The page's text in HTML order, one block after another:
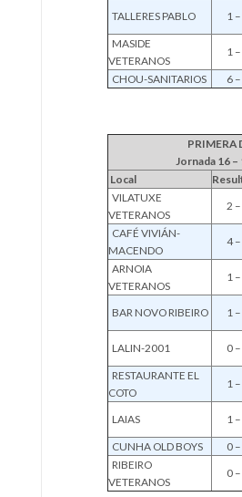
TALLERES PABLO
1
MASIDE
VETERANOS
1
CHOU-SANITARIOS
6
PRIMERA
Jornada 16
Local
VILATUXE
VETERANOS
2
CAFÉ VIVIÁN-
MACENDO
4
ARNOIA
VETERANOS
1
BAR NOVO RIBEIRO 1
LALIN-2001
0
RESTAURANTE EL
COTO
1
LAIAS
1
CUNHA OLD BOYS
0
RIBEIRO
VETERANOS
0